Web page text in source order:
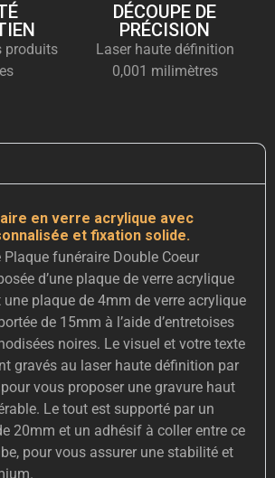
produits
DÉCOUPE DE
PRÉCISION
Laser haute définition
0,001 milimètres
en verre acrylique avec
et fixation solide.
Plaque funéraire Double Coeur
d’une plaque de verre acrylique
plaque de 4mm de verre acrylique
de 15mm à l’aide d’entretoises
noires. Le visuel et votre texte
gravés au laser haute définition par
vous proposer une gravure haut
Le tout est supporté par un
20mm et un adhésif à coller entre ce
pour vous assurer une stabilité et